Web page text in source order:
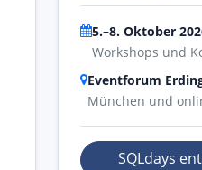
5.–8. Oktober
Workshops und
Eventforum
München und
SQLdays